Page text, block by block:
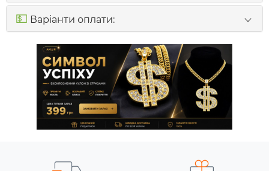
💵 Варіанти оплати: